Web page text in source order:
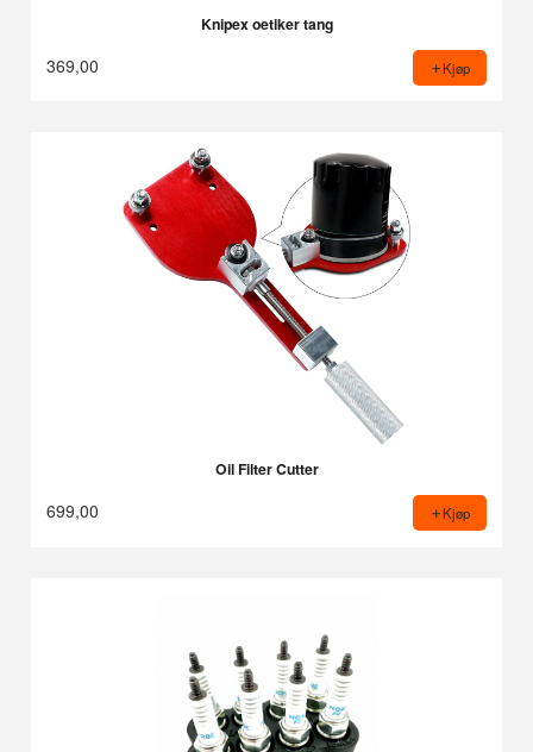
Knipex oetiker tang
369,00 Kjøp
Oil Filter Cutter
699,00 Kjøp